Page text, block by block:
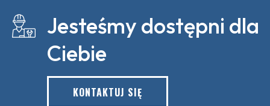
Jesteśmy dostępni dla
Ciebie
KONTAKTUJ SIĘ